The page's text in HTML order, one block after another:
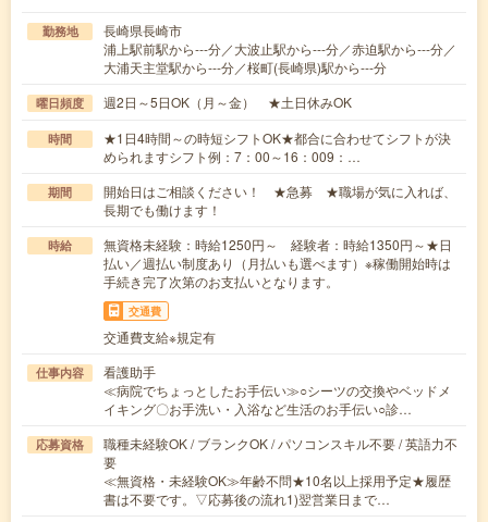
勤務地
長崎県長崎市
浦上駅前駅から---分／大波止駅から---分／赤迫駅から---分／
大浦天主堂駅から---分／桜町(長崎県)駅から---分
曜日頻度 週2日～5日OK（月～金） ★土日休みOK
時間
★1日4時間～の時短シフトOK★都合に合わせてシフトが決
められますシフト例：7：00～16：009：…
期間
開始日はご相談ください！ ★急募 ★職場が気に入れば、
長期でも働けます！
時給
無資格未経験：時給1250円～ 経験者：時給1350円～★日
払い／週払い制度あり（月払いも選べます）※稼働開始時は
手続き完了次第のお支払いとなります。
交通費
交通費支給※規定有
仕事内容
看護助手
≪病院でちょっとしたお手伝い≫○シーツの交換やベッドメ
イキング〇お手洗い・入浴など生活のお手伝い○診…
応募資格
職種未経験OK / ブランクOK / パソコンスキル不要 / 英語力不
要
≪無資格・未経験OK≫年齢不問★10名以上採用予定★履歴
書は不要です。▽応募後の流れ1)翌営業日まで…